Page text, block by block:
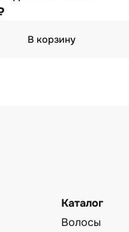
волос 1000 мл
В корзину
Каталог
Волосы